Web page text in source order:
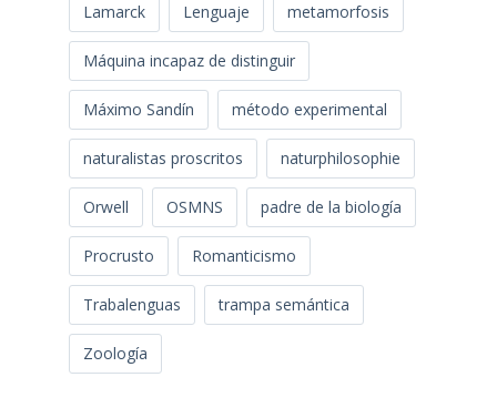
Lamarck Lenguaje metamorfosis
Máquina incapaz de distinguir
Máximo Sandín método experimental
naturalistas proscritos naturphilosophie
Orwell OSMNS padre de la biología
Procrusto Romanticismo
Trabalenguas trampa semántica
Zoología